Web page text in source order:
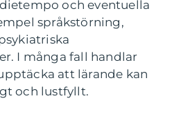
och eventuella
språkstörning,
I många fall handlar
att lärande kan
och lustfyllt.